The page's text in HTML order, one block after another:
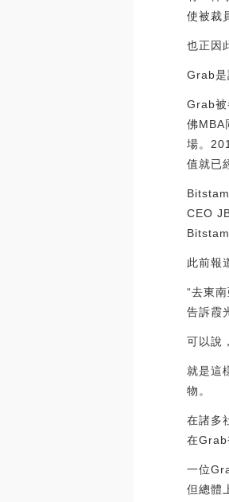
使被裁
也正因
Grab是
Grab被
佛MBA
場。
值就已
CEO
此前報
“去東
告訴霞
可以說
就是這
物。
在諸多
在Grab
一位
但總體